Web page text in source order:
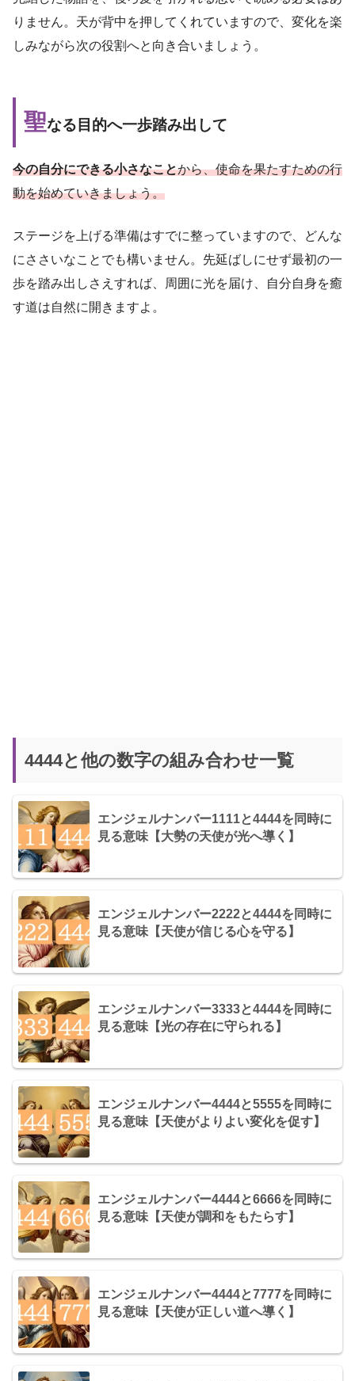
りません。天が背中を押してくれていますので、変化を楽
しみながら次の役割へと向き合いましょう。
聖なる目的へ一歩踏み出して
今の自分にできる小さなことから、使命を果たすための行
動を始めていきましょう。
ステージを上げる準備はすでに整っていますので、どんな
にささいなことでも構いません。先延ばしにせず最初の一
歩を踏み出しさえすれば、周囲に光を届け、自分自身を癒
す道は自然に開きますよ。
4444と他の数字の組み合わせ一覧
エンジェルナンバー1111と4444を同時に
見る意味【大勢の天使が光へ導く】
エンジェルナンバー2222と4444を同時に
見る意味【天使が信じる心を守る】
エンジェルナンバー3333と4444を同時に
見る意味【光の存在に守られる】
エンジェルナンバー4444と5555を同時に
見る意味【天使がよりよい変化を促す】
エンジェルナンバー4444と6666を同時に
見る意味【天使が調和をもたらす】
エンジェルナンバー4444と7777を同時に
見る意味【天使が正しい道へ導く】